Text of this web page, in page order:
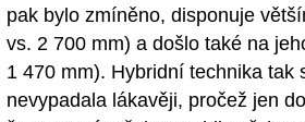
pak bylo zmíněno, disponuje
vs. 2 700 mm) a došlo také na
1 470 mm). Hybridní technika tak
nevypadala lákavěji, pročež jen